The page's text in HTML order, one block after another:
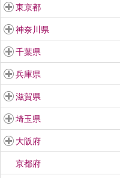
東京都
神奈川県
千葉県
兵庫県
滋賀県
埼玉県
大阪府
京都府